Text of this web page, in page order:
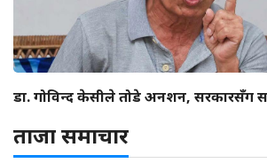
डा. गोविन्द केसीले तोडे अनशन, सरकारसँग
ताजा समाचार